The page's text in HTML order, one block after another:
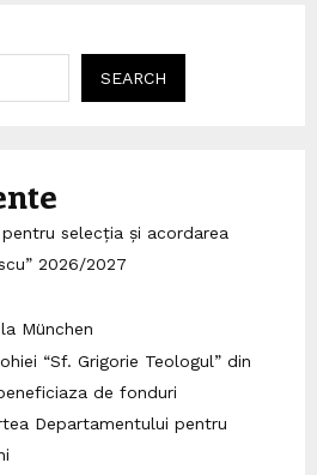
SEARCH
selecția și acordarea
2026/2027
München
“Sf. Grigorie Teologul” din
de fonduri
Departamentului pentru